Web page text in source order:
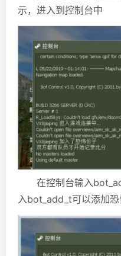
示，进入到控制台中
在控制台输入
入bot_add_t可以添加